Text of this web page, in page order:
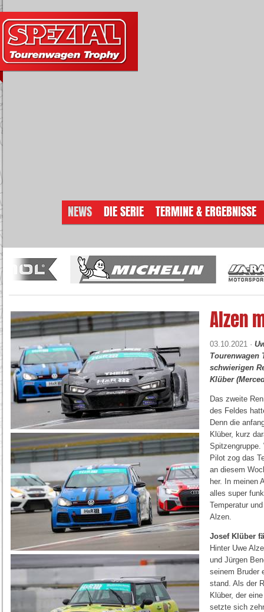
NEWS DIE SERIE TERMINE & ERGEBNISSE
Alzen
03.10.2021 ·
Tourenwagen
schwierigen
Klüber
Das zweite
des Feldes
Denn die
Klüber, kurz
Spitzengruppe.
Pilot zog das
an diesem
her. In meinen
alles super
Temperatur
Alzen.
Josef Klüber
Hinter Uwe
und Jürgen
seinem Bruder
stand. Als der
Klüber, der
setzte sich